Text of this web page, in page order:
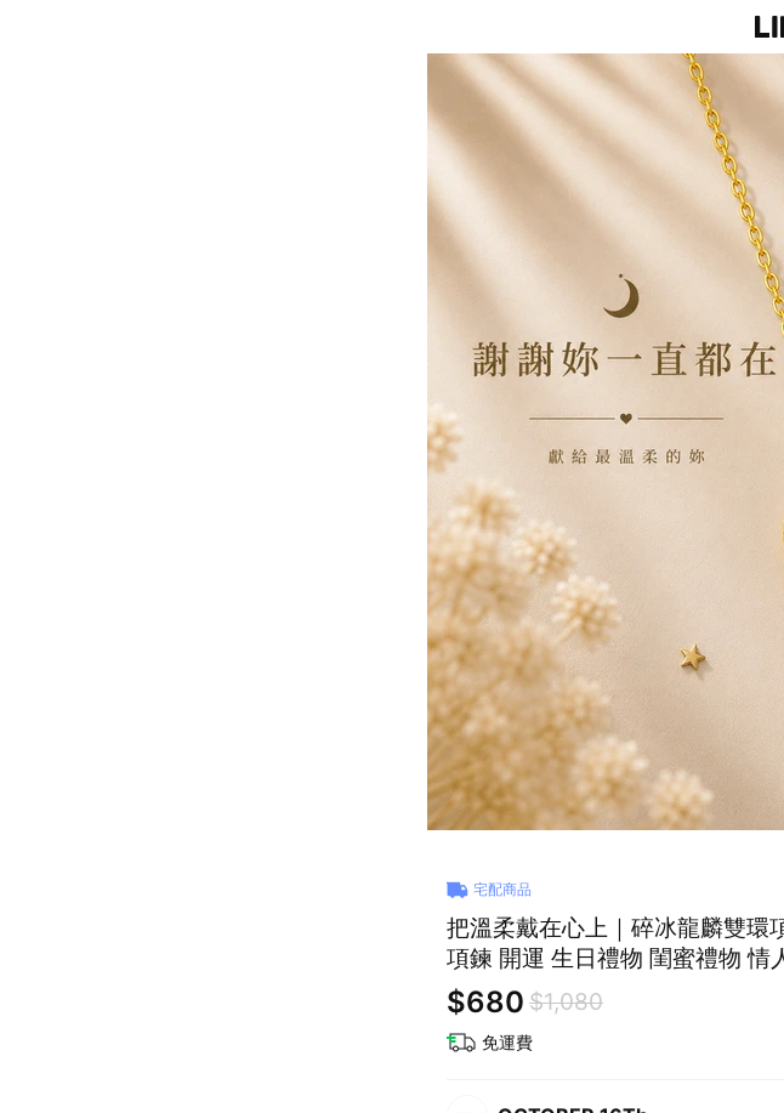
宅配商品
把溫柔戴在心上｜碎冰龍麟雙環
項鍊 開運 生日禮物 閨蜜禮物 情
$680 $1,080
免運費